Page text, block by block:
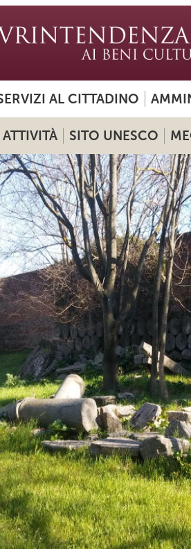
AL CITTADINO
ATTIVITÀ SITO UNESCO